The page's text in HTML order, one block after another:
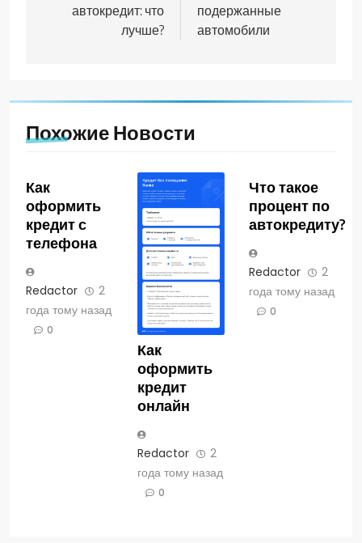
записям
автокредит: что
лучше?
подержанные
автомобили
Похожие Новости
Как
оформить
кредит с
телефона
Redactor
2
года тому назад
0
Как
оформить
кредит
онлайн
Redactor
2
года тому назад
0
Что такое
процент по
автокредиту?
Redactor
2
года тому назад
0